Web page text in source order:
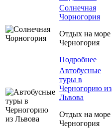
Солнечная
Чорногория
Отдых на море
Черногория
Подробнее
Автобусные
туры в
Черногорию из
Львова
Отдых на море
Черногория